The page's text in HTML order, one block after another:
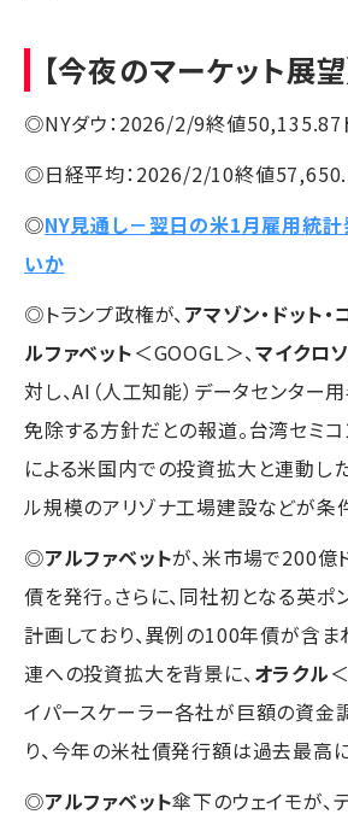
【今夜のマーケット展望
◎NYダウ：2026/2/9終値50,135.87
◎日経平均：2026/2/10終値
◎NY見通し－翌日の米1月雇用統計
いか
◎トランプ政権が、 アマゾン・ドット・
ルファベット＜GOOGL＞、マイクロ
対し、AI（人工知能）データセンター
免除する方針だとの報道。台湾セミコ
による米国内での投資拡大と連動し
ル規模のアリゾナ工場建設などが条
◎アルファベットが、米市場で200億
債を発行。さらに、同社初となる英ポ
計画しており、異例の100年債が含ま
連への投資拡大を背景に、 オラクル
イパースケーラー各社が巨額の資金
り、今年の米社債発行額は過去最高
◎アルファベット傘下のウェイモが、